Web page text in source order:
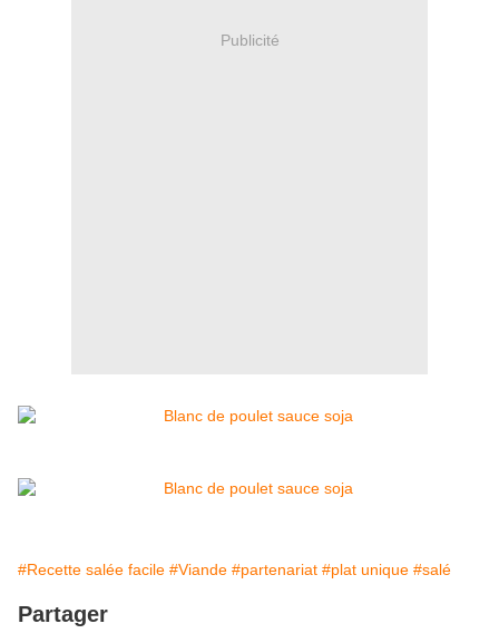
Publicité
#Recette salée facile #Viande #partenariat #plat unique #salé
Partager